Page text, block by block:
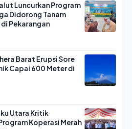
Luncurkan Program
Didorong Tanam
Pekarangan
Barat Erupsi Sore
Capai 600 Meter di
Utara Kritik
Koperasi Merah